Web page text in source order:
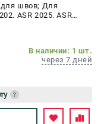
швов; Для
ASR 2025. ASR
В наличии: 1 шт.
через 7 дней
?